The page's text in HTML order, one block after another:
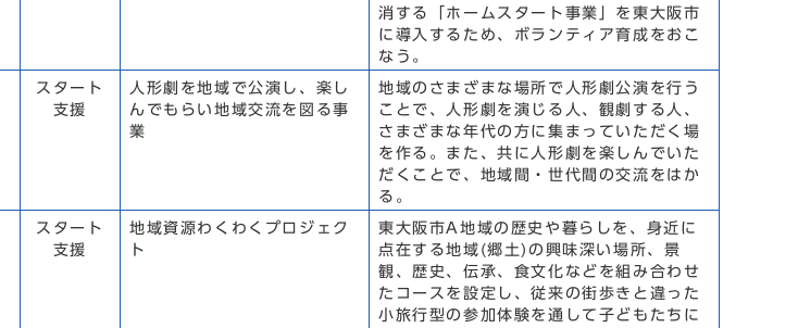
消する「ホームスタート事業」を東大阪市
に導入するため、ボランティア育成をおこ
なう。
スタート
支援
人形劇を地域で公演し、楽し
んでもらい地域交流を図る事
業
地域のさまざまな場所で人形劇公演を行う
ことで、人形劇を演じる人、観劇する人、
さまざまな年代の方に集まっていただく場
を作る。また、共に人形劇を楽しんでいた
だくことで、地域間・世代間の交流をはか
る。
スタート
支援
地域資源わくわくプロジェク
ト
東大阪市A地域の歴史や暮らしを、身近に
点在する地域(郷土)の興味深い場所、景
観、歴史、伝承、食文化などを組み合わせ
たコースを設定し、従来の街歩きと違った
小旅行型の参加体験を通して子どもたちに